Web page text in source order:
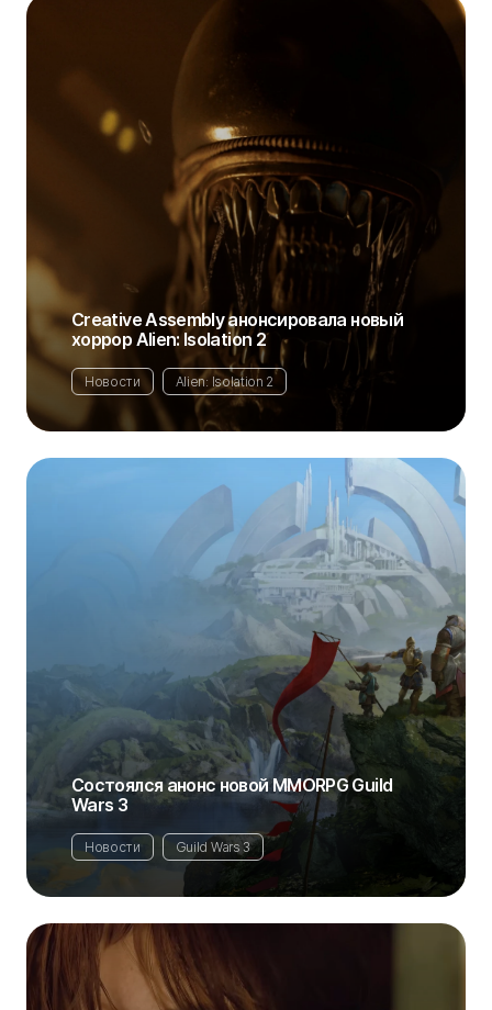
Creative Assembly анонсировала новый
хоррор Alien: Isolation 2
Новости Alien: Isolation 2
Состоялся анонс новой MMORPG Guild
Wars 3
Новости Guild Wars 3